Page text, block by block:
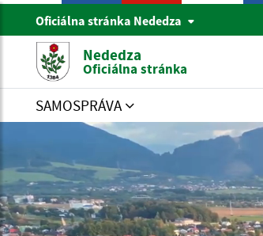
Oficiálna stránka Nededza
Nededza
Oficiálna stránka
SAMOSPRÁVA